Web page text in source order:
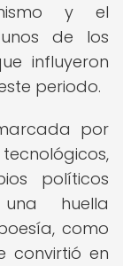
y el
de los
influyeron
periodo.
por
políticos
huella
como
convirtió en